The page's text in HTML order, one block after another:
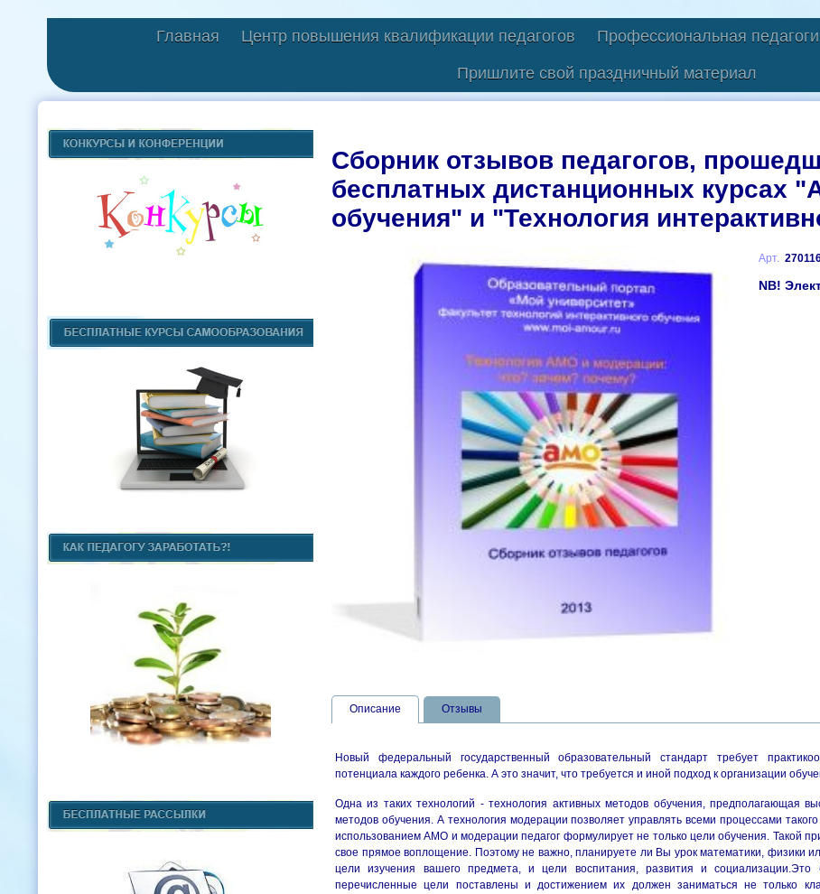
Главная Центр повышения квалификации педагогов Профессиональная
Пришлите свой праздничный материал
Сборник отзывов педагогов,
бесплатных дистанционных курсах
обучения" и "Технология
Арт.
NB!
Описание Отзывы
Новый федеральный государственный образовательный стандарт требует
потенциала каждого ребенка. А это значит, что требуется и иной подход к организации
Одна из таких технологий - технология активных методов обучения, предполагающая
методов обучения. А технология модерации позволяет управлять всеми процессами
использованием АМО и модерации педагог формулирует не только цели обучения. Такой
свое прямое воплощение. Поэтому не важно, планируете ли Вы урок математики, физики
цели изучения вашего предмета, и цели воспитания, развития и
перечисленные цели поставлены и достижением их должен заниматься не только